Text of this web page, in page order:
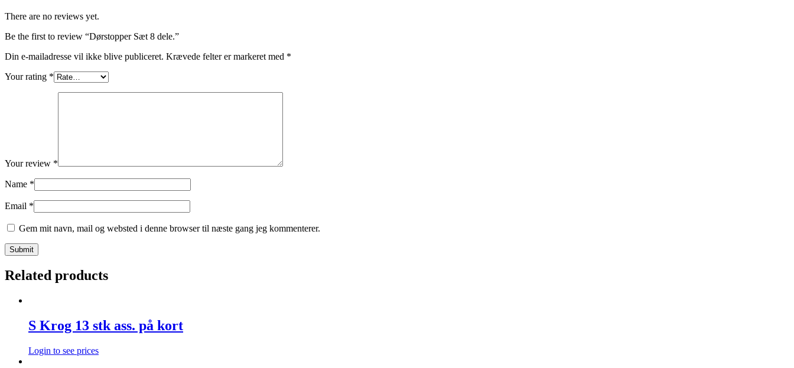
There are no reviews yet.
Be the first to review “Dørstopper Sæt 8 dele.”
Din e-mailadresse vil ikke blive publiceret. Krævede felter er markeret med *
Your rating *
Your review *
Name *
Email *
Gem mit navn, mail og websted i denne browser til næste gang jeg kommenterer.
Related products
S Krog 13 stk ass. på kort
Login to see prices